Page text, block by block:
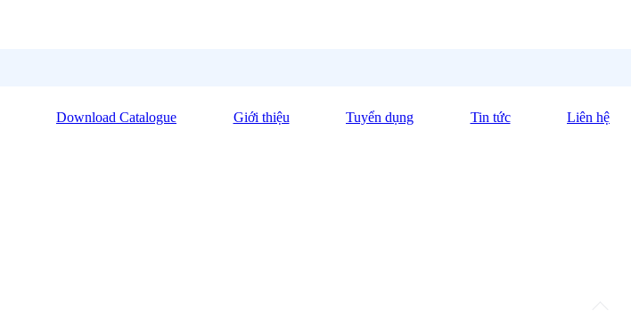
Download Catalogue Giới thiệu Tuyển dụng Tin tức Liên hệ